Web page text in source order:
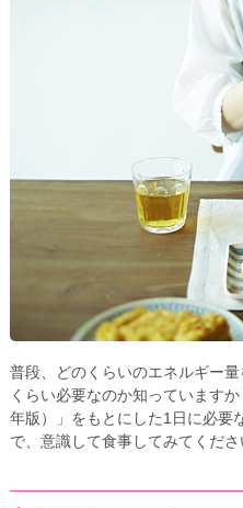
普段、どのくらいのエネルギー
くらい必要なのか知っています
年版）」をもとにした1日に必要
で、意識して食事してみてくださ